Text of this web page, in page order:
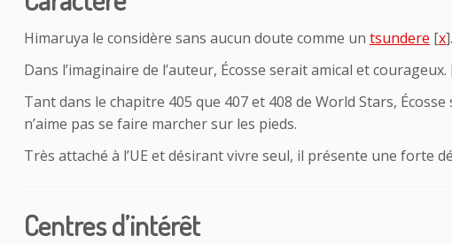
Himaruya le considère sans aucun doute comme un tsundere [x].
Dans l’imaginaire de l’auteur, Écosse serait amical et courageux.
Tant dans le chapitre 405 que 407 et 408 de World Stars,
n’aime pas se faire marcher sur les pieds.
Très attaché à l’UE et désirant vivre seul, il présente une forte
Centres d’intérêt